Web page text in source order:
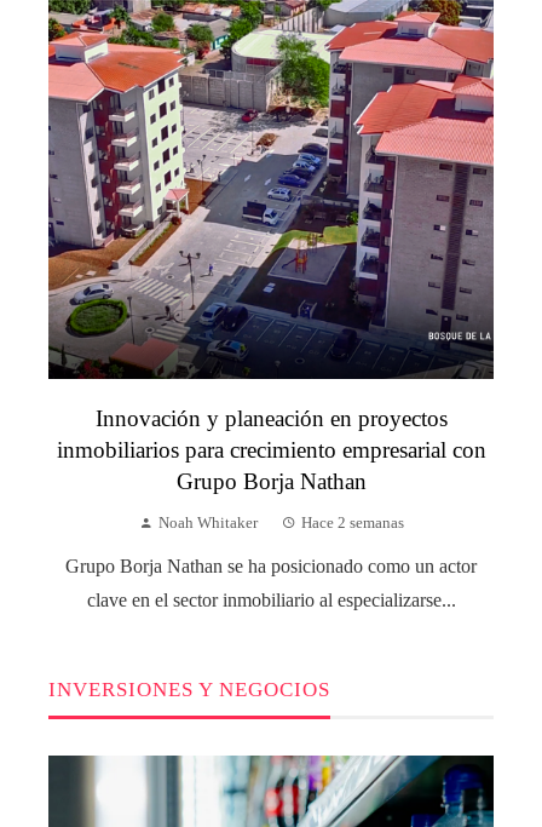
Innovación y planeación en proyectos
inmobiliarios para crecimiento empresarial con
Grupo Borja Nathan
Noah Whitaker Hace 2 semanas
Grupo Borja Nathan se ha posicionado como un actor
clave en el sector inmobiliario al especializarse...
INVERSIONES Y NEGOCIOS